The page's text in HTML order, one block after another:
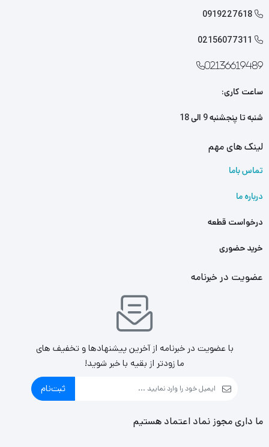

0919227618

02156077311
02136619489
ساعت کاری:
شنبه تا پنجشنبه 9 الی 18
لینک های مهم
تماس باما
درباره ما
درخواست قطعه
خرید حضوری
عضویت در خبرنامه
با عضویت در خبرنامه از آخرین پیشنهادها و تخفیف های
ما زودتر از بقیه با خبر شوید!
ثبت‌نام
ما داری مجوز نماد اعتماد هستیم